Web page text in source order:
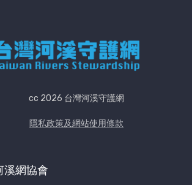
cc 2026 台灣河溪守護網
隱私政策及網站使用條款
溪網協會